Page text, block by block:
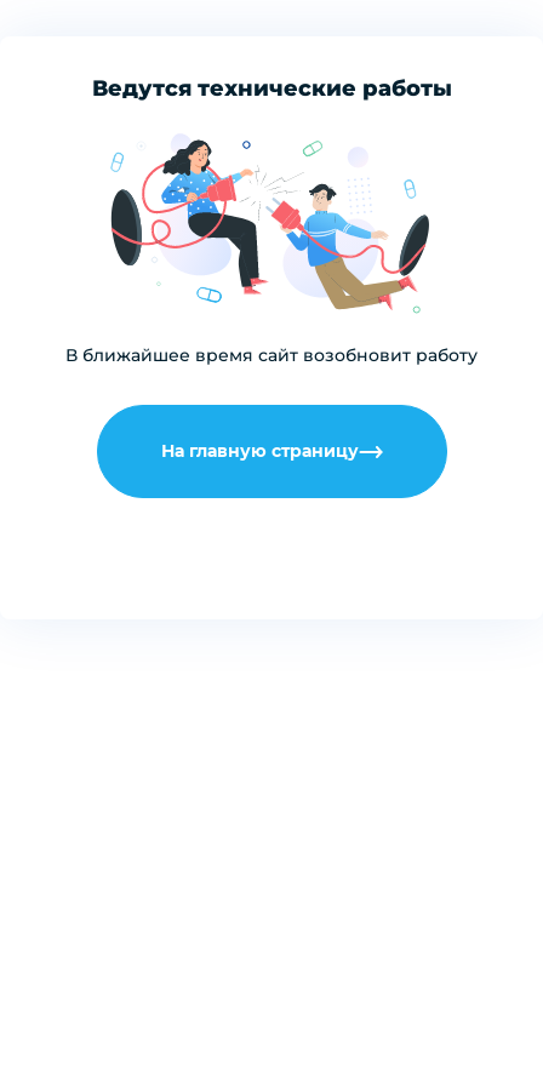
Ведутся технические работы
В ближайшее время сайт возобновит работу
На главную страницу